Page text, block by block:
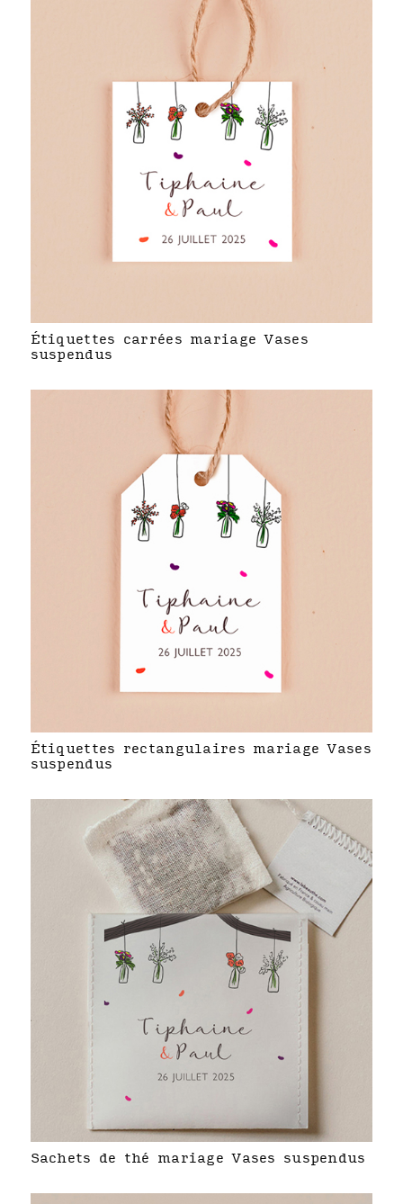
Étiquettes carrées mariage Vases
suspendus
Étiquettes rectangulaires mariage Vases
suspendus
Sachets de thé mariage Vases suspendus